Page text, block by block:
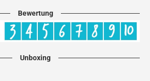
Bewertung
Unboxing